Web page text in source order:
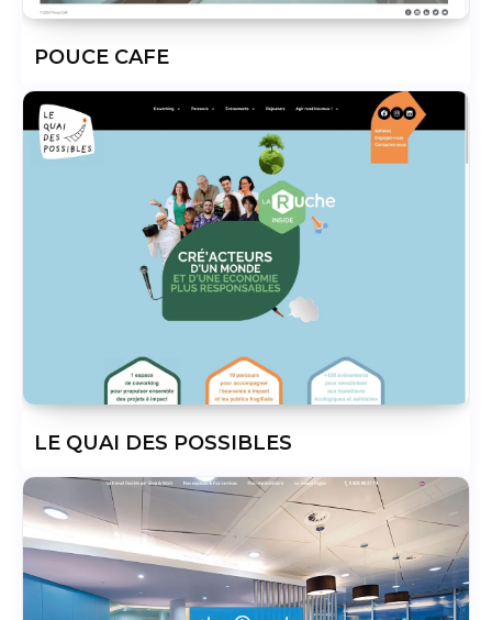
POUCE CAFE
LE QUAI DES POSSIBLES